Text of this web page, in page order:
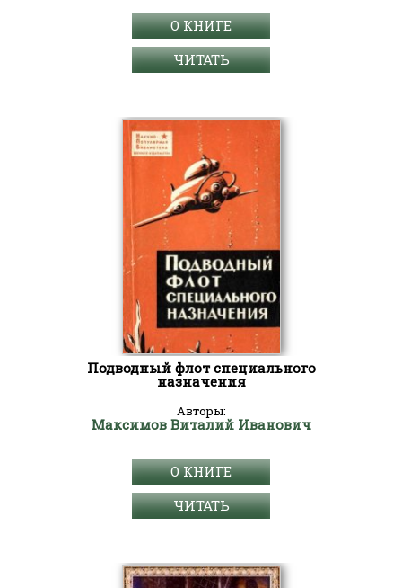
О КНИГЕ
ЧИТАТЬ
Подводный флот специального
назначения
Авторы:
Максимов Виталий Иванович
О КНИГЕ
ЧИТАТЬ